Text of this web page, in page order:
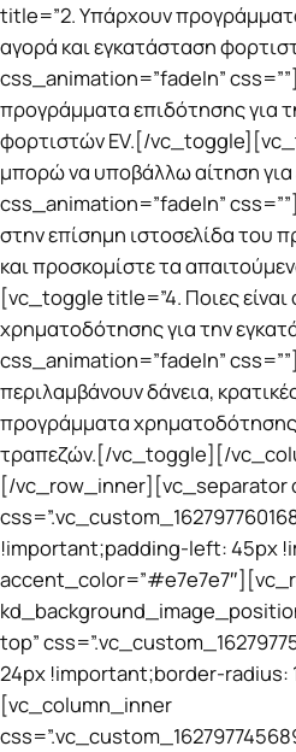
title=”2. Υπάρχουν
αγορά και εγκατάσταση
css_animation=”fadeIn”
προγράμματα επιδότησης για
φορτιστών EV.[/
μπορώ να υποβάλλω αίτηση για
css_animation=”fadeIn”
στην επίσημη ιστοσελίδα του
και προσκομίστε τα
[vc_toggle title=”4. Ποιες είναι
χρηματοδότησης για την
css_animation=”fadeIn”
περιλαμβάνουν δάνεια,
προγράμματα
τραπεζών.[/vc_toggle][/
[/vc_row_inner][vc_separator
!important;padding-left: 45px
top”
24px !important;border-radius:
[vc_column_inner